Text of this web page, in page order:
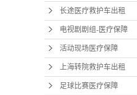
长途医疗救护车出租
电视剧剧组-医疗保障
活动现场医疗保障
上海转院救护车出租
足球比赛医疗保障